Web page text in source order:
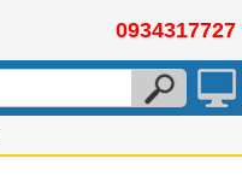
0934317727